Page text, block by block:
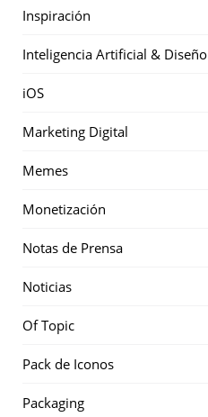
Inspiración
Inteligencia Artificial & Diseño
iOS
Marketing Digital
Memes
Monetización
Notas de Prensa
Noticias
Of Topic
Pack de Iconos
Packaging